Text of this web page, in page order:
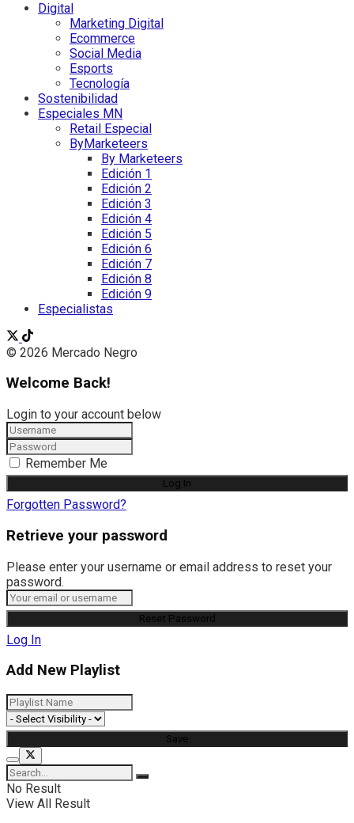
Digital
Marketing Digital
Ecommerce
Social Media
Esports
Tecnología
Sostenibilidad
Especiales MN
Retail Especial
ByMarketeers
By Marketeers
Edición 1
Edición 2
Edición 3
Edición 4
Edición 5
Edición 6
Edición 7
Edición 8
Edición 9
Especialistas
© 2026 Mercado Negro
Welcome Back!
Login to your account below
Remember Me
Forgotten Password?
Retrieve your password
Please enter your username or email address to reset your
password.
Log In
Add New Playlist
No Result
View All Result